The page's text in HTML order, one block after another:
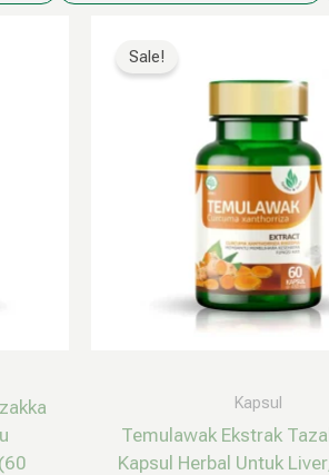
Sale!
Kapsul
Temulawak Ekstrak
Kapsul Herbal Untuk
memiliki
beberapa
varian.
Pilihan
ini
dapat
diambil
di
halaman
produk